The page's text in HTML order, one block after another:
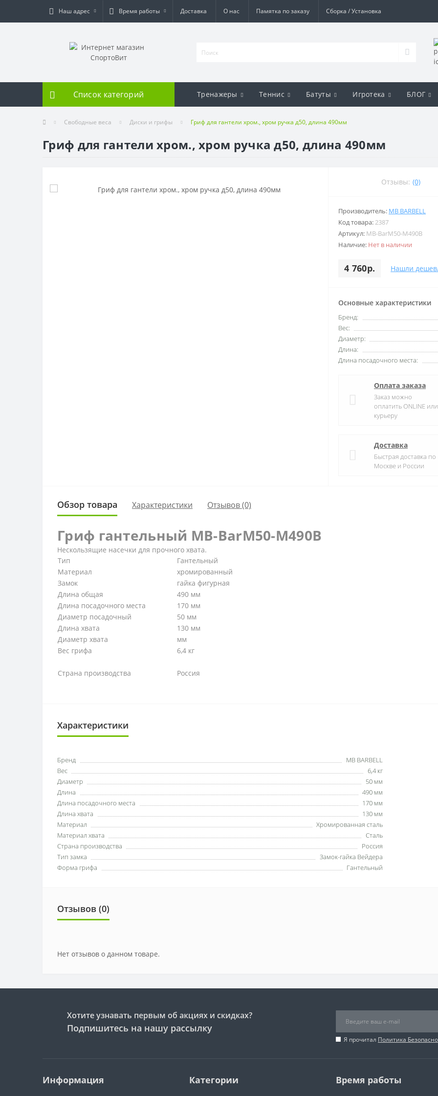
Наш адрес Время работы Доставка О нас Памятка по заказу Сборка / Установка
Список категорий Тренажеры Теннис Батуты Игротека БЛОГ
Свободные веса Диски и грифы Гриф для гантели хром., хром ручка д50, длина 490мм
Гриф для гантели хром., хром ручка д50, длина 490мм
Отзывы: (0)
Производитель: MB BARBELL
Код товара:2387
Артикул: MB-BarM50-M490B
Наличие: Нет в наличии
4 760р. Нашли
Основные характеристики
Бренд:
Вес:
Диаметр:
Длина:
Длина посадочного места:
Оплата заказа
Заказ можно
оплатить ONLINE или
курьеру
Доставка
Быстрая доставка по
Москве и России
Обзор товара Характеристики Отзывов (0)
Гриф гантельный MB-BarM50-M490B
Нескользящие насечки для прочного хвата.
Тип
Гантельный
Материал
хромированный
Замок
гайка фигурная
Длина общая
490 мм
Длина посадочного места
170 мм
Диаметр посадочный
50 мм
Длина хвата
130 мм
Диаметр хвата
мм
Вес грифа
6,4 кг
Страна производства Россия
Характеристики
Бренд
MB BARBELL
Вес
6,4 кг
Диаметр
50 мм
Длина
490 мм
Длина посадочного места
170 мм
Длина хвата
130 мм
Материал
Хромированная сталь
Материал хвата
Сталь
Страна производства
Россия
Тип замка
Замок-гайка Вейдера
Форма грифа
Гантельный
Отзывов (0)
Нет отзывов о данном товаре.
Хотите узнавать первым об акциях и скидках?
Подпишитесь на нашу рассылку
Я прочитал Политика
Информация Категории Время работы